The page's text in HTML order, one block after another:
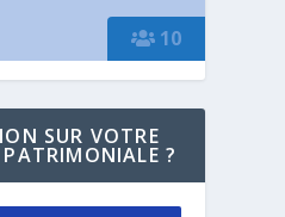
10
SUR VOTRE
?